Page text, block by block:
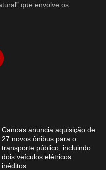
que envolve os
Canoas anuncia aquisição de
27 novos ônibus para o
transporte público, incluindo
dois veículos elétricos
inéditos